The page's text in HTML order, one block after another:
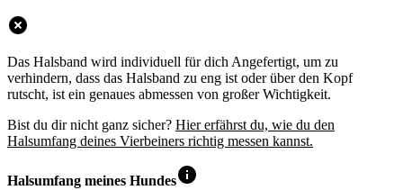
Das Halsband wird individuell für dich Angefertigt, um zu
verhindern, dass das Halsband zu eng ist oder über den Kopf
rutscht, ist ein genaues abmessen von großer Wichtigkeit.
Bist du dir nicht ganz sicher? Hier erfährst du, wie du den
Halsumfang deines Vierbeiners richtig messen kannst.
Halsumfang meines Hundes